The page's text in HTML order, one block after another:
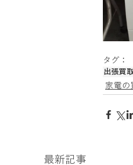
銀貨、記念メダル
タグ：
出張買
家電の
最新記事